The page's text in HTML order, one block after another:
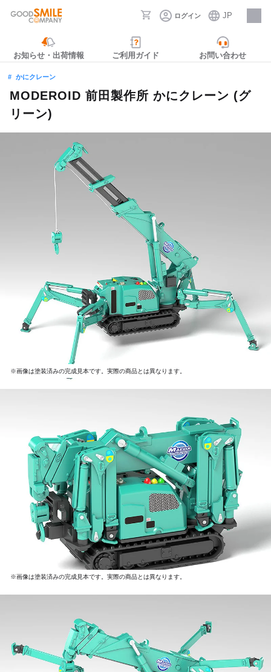
ログイン JP
採用情報
お知らせ・出荷情報 ご利用ガイド お問い合わせ
かにクレーン
MODEROID 前田製作所 かにクレーン (グ
リーン)
※画像は塗装済みの完成見本です。実際の商品とは異なります。
※画像は塗装済みの完成見本です。実際の商品とは異なります。